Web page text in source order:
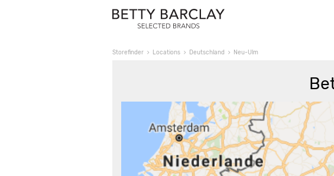
Storefinder Locations Deutschland Neu-Ulm